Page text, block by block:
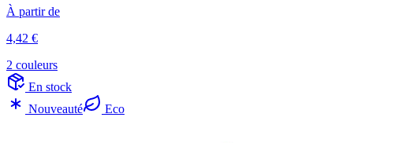
À partir de
4,42 €
2 couleurs
En stock
Nouveauté
Eco